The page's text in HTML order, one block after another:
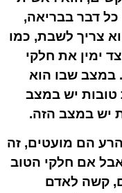
כל דבר בבריאה,
צריך לשבת, כמו
ימין את חלקי
במצב שבו הוא
טובות יש במצב
יש במצב הזה.
הם מועטים, זה
אם חלקי הטוב
קשה לאדם